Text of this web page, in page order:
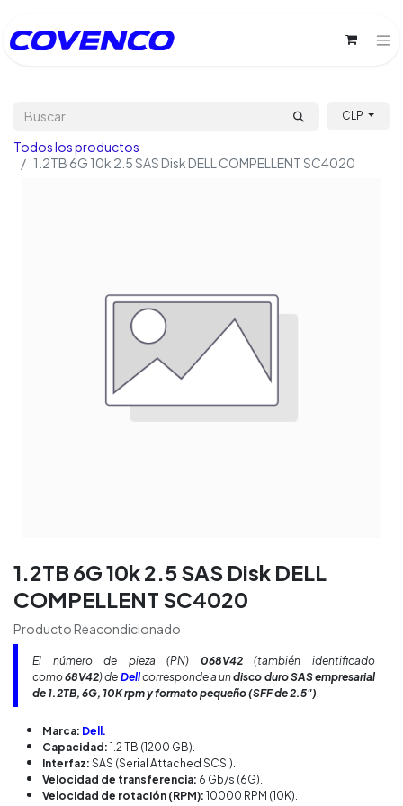
CLP
Todos los productos
1.2TB 6G 10k 2.5 SAS Disk DELL COMPELLENT SC4020
1.2TB 6G 10k 2.5 SAS Disk DELL
COMPELLENT SC4020
Producto Reacondicionado
El número de pieza (PN) 068V42(también identificado
como68V42) de Dellcorresponde a undisco duro SAS empresarial
de 1.2TB, 6G, 10K rpm y formato pequeño (SFF de 2.5").
Marca: Dell.
Capacidad: 1.2 TB (1200 GB).
Interfaz: SAS (Serial Attached SCSI).
Velocidad de transferencia: 6 Gb/s (6G).
Velocidad de rotación (RPM): 10000 RPM (10K).